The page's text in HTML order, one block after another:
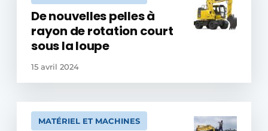
De nouvelles pelles à
rayon de rotation court
sous la loupe
15 avril 2024
MATÉRIEL ET MACHINES